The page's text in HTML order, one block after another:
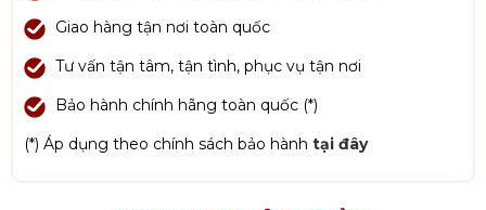
Giao hàng tận nơi toàn quốc
Tư vấn tận tâm, tận tình, phục vụ tận nơi
Bảo hành chính hãng toàn quốc (*)
(*) Áp dụng theo chính sách bảo hành tại đây